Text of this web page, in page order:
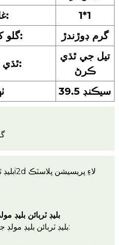
غارن جو تعداد:
1*1
گلو کارائڻ جو طريقو:
گرم ڊوڙندڙ
ٿڌي ڪرڻ جو طريقو:
تيل جي ٿڌي
ڪرڻ
39.5 سيڪنڊ
9-بليڊ ٽربائن بليڊ
9-بليڊ ٽربائن بليڊ مولڊ جي ڊيزائن ۽ مولڊ فلو تجزيو: